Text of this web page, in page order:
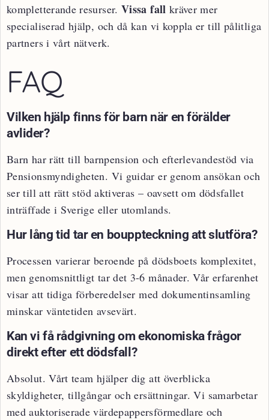
kompletterande resurser. Vissa fall kräver mer
specialiserad hjälp, och då kan vi koppla er till pålitliga
partners i vårt nätverk.
FAQ
Vilken hjälp finns för barn när en förälder
avlider?
Barn har rätt till barnpension och efterlevandestöd via
Pensionsmyndigheten. Vi guidar er genom ansökan och
ser till att rätt stöd aktiveras – oavsett om dödsfallet
inträffade i Sverige eller utomlands.
Hur lång tid tar en bouppteckning att slutföra?
Processen varierar beroende på dödsboets komplexitet,
men genomsnittligt tar det 3-6 månader. Vår erfarenhet
visar att tidiga förberedelser med dokumentinsamling
minskar väntetiden avsevärt.
Kan vi få rådgivning om ekonomiska frågor
direkt efter ett dödsfall?
Absolut. Vårt team hjälper dig att överblicka
skyldigheter, tillgångar och ersättningar. Vi samarbetar
med auktoriserade värdepappersförmedlare och